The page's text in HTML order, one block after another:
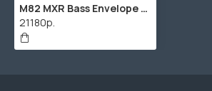
M82 MXR Bass Envelope Filter Педаль эффектов, басовая, Dunlop
21180р.